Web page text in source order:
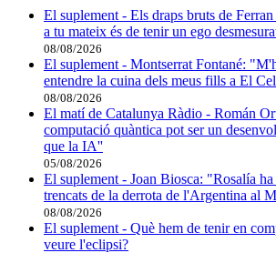
El suplement - Els draps bruts de
a tu mateix és de tenir un ego
08/08/2026
El suplement - Montserrat Fontané:
entendre la cuina dels meus fills a El
08/08/2026
El matí de Catalunya Ràdio - Román
computació quàntica pot ser un
que la IA''
05/08/2026
El suplement - Joan Biosca: "Rosalía ha
trencats de la derrota de l'Argentina al
08/08/2026
El suplement - Què hem de tenir en
veure l'eclipsi?